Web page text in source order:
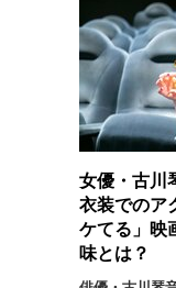
女優・古川
衣装でのア
ケてる」映
味とは？